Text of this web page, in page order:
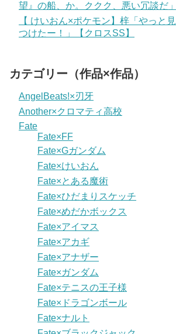
望』の船、か。ククク、悪い冗談だ」
【 けいおん×ポケモン】梓「やっと見
つけたー！」【クロスSS】
カテゴリー（作品×作品）
AngelBeats!×刃牙
Another×クロマティ高校
Fate
Fate×FF
Fate×Gガンダム
Fate×けいおん
Fate×とある魔術
Fate×ひだまりスケッチ
Fate×めだかボックス
Fate×アイマス
Fate×アカギ
Fate×アナザー
Fate×ガンダム
Fate×テニスの王子様
Fate×ドラゴンボール
Fate×ナルト